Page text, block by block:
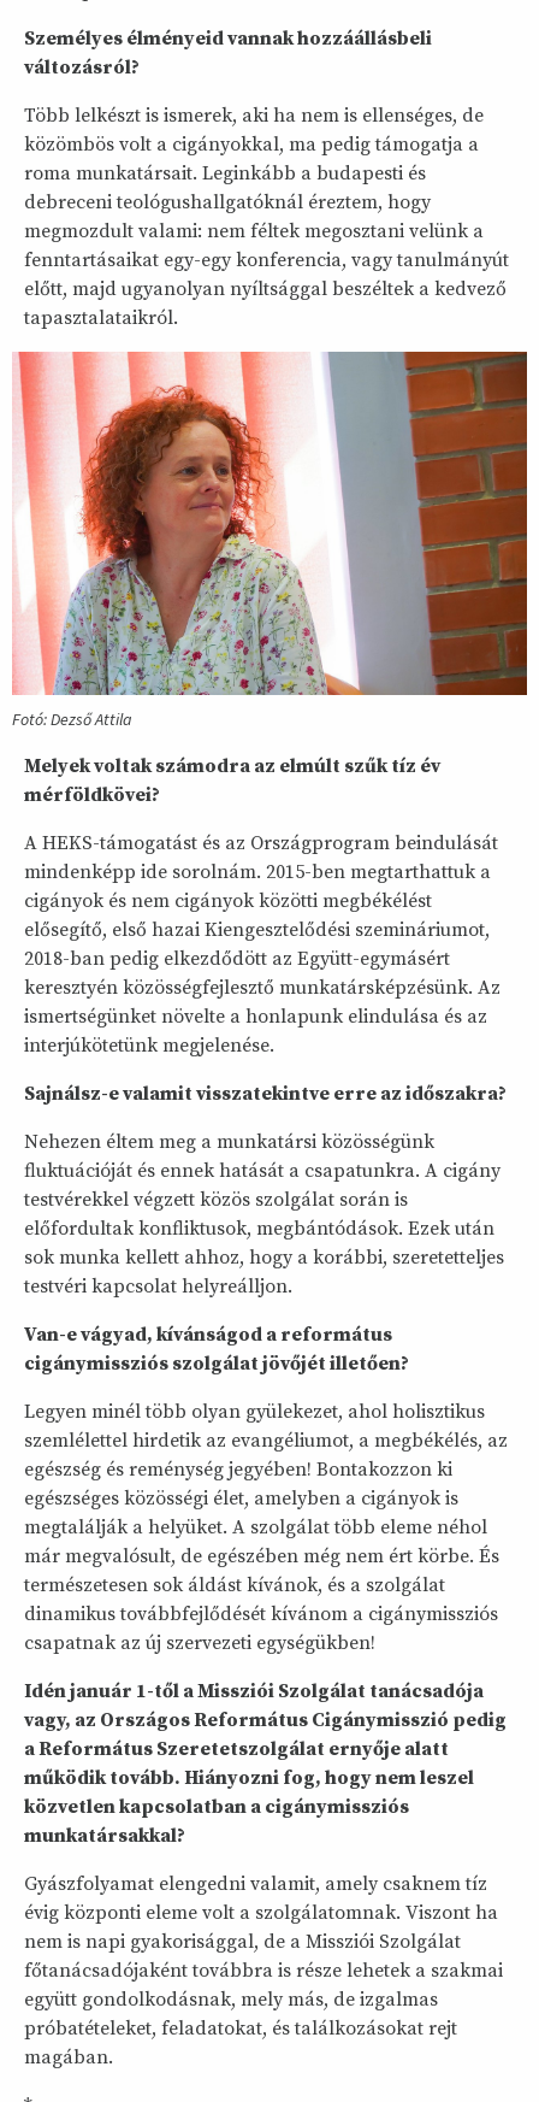
Személyes élményeid vannak hozzáállásbeli
változásról?
Több lelkészt is ismerek, aki ha nem is ellenséges, de
közömbös volt a cigányokkal, ma pedig támogatja a
roma munkatársait. Leginkább a budapesti és
debreceni teológushallgatóknál éreztem, hogy
megmozdult valami: nem féltek megosztani velünk a
fenntartásaikat egy-egy konferencia, vagy tanulmányút
előtt, majd ugyanolyan nyíltsággal beszéltek a kedvező
tapasztalataikról.
Fotó: Dezső Attila
Melyek voltak számodra az elmúlt szűk tíz év
mérföldkövei?
A HEKS-támogatást és az Országprogram beindulását
mindenképp ide sorolnám. 2015-ben megtarthattuk a
cigányok és nem cigányok közötti megbékélést
elősegítő, első hazai Kiengesztelődési szemináriumot,
2018-ban pedig elkezdődött az Együtt-egymásért
keresztyén közösségfejlesztő munkatársképzésünk. Az
ismertségünket növelte a honlapunk elindulása és az
interjúkötetünk megjelenése.
Sajnálsz-e valamit visszatekintve erre az időszakra?
Nehezen éltem meg a munkatársi közösségünk
fluktuációját és ennek hatását a csapatunkra. A cigány
testvérekkel végzett közös szolgálat során is
előfordultak konfliktusok, megbántódások. Ezek után
sok munka kellett ahhoz, hogy a korábbi, szeretetteljes
testvéri kapcsolat helyreálljon.
Van-e vágyad, kívánságod a református
cigánymissziós szolgálat jövőjét illetően?
Legyen minél több olyan gyülekezet, ahol holisztikus
szemlélettel hirdetik az evangéliumot, a megbékélés, az
egészség és reménység jegyében! Bontakozzon ki
egészséges közösségi élet, amelyben a cigányok is
megtalálják a helyüket. A szolgálat több eleme néhol
már megvalósult, de egészében még nem ért körbe. És
természetesen sok áldást kívánok, és a szolgálat
dinamikus továbbfejlődését kívánom a cigánymissziós
csapatnak az új szervezeti egységükben!
Idén január 1-től a Missziói Szolgálat tanácsadója
vagy, az Országos Református Cigánymisszió pedig
a Református Szeretetszolgálat ernyője alatt
működik tovább. Hiányozni fog, hogy nem leszel
közvetlen kapcsolatban a cigánymissziós
munkatársakkal?
Gyászfolyamat elengedni valamit, amely csaknem tíz
évig központi eleme volt a szolgálatomnak. Viszont ha
nem is napi gyakorisággal, de a Missziói Szolgálat
főtanácsadójaként továbbra is része lehetek a szakmai
együtt gondolkodásnak, mely más, de izgalmas
próbatételeket, feladatokat, és találkozásokat rejt
magában.